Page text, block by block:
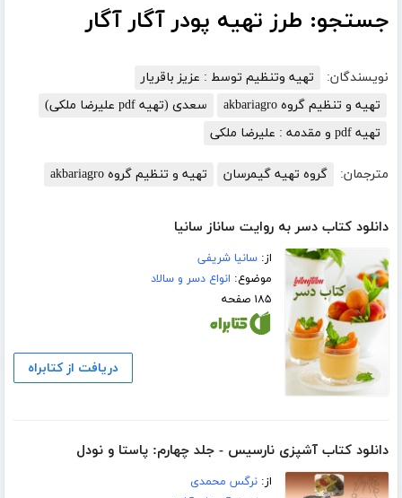
جستجو: طرز تهیه پودر آگار آگار
نویسندگان:
تهیه وتنظیم توسط : عزیز باقریار
تهیه و تنظیم گروه akbariagro
سعدی (تهیه pdf علیرضا ملکی)
تهیه pdf و مقدمه : علیرضا ملکی
مترجمان: گروه تهیه گیمرسان تهیه و تنظیم گروه akbariagro
دانلود کتاب دسر به روایت ساناز سانیا
از:سانیا شریفی
موضوع: انواع دسر و سالاد
۱۸۵ صفحه
دریافت از کتابراه
دانلود کتاب آشپزی نارسیس - جلد چهارم: پاستا و نودل
از:نرگس محمدی